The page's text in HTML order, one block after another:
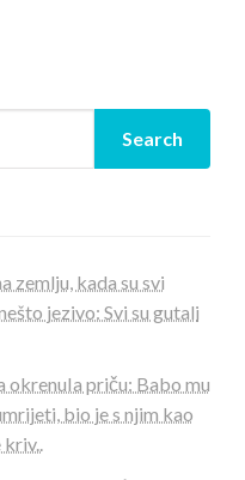
zemlju, kada su svi
jezivo: Svi su gutali
okrenuIa priču: Babo mu
bio je s njim kao